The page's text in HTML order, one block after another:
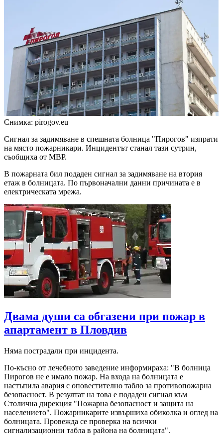
Снимка: pirogov.eu
Сигнал за задимяване в спешната болница "Пирогов" изпрати
на място пожарникари. Инцидентът станал тази сутрин,
съобщиха от МВР.
В пожарната бил подаден сигнал за задимяване на втория
етаж в болницата. По първоначални данни причината е в
електрическата мрежа.
Двама души са обгазени при пожар в
апартамент в Пловдив
Няма пострадали при инцидента.
По-късно от лечебното заведение информираха: "В болница
Пирогов не е имало пожар. На входа на болницата е
настъпила авария с оповестително табло за противопожарна
безопасност. В резултат на това е подаден сигнал към
Столична дирекция "Пожарна безопасност и защита на
населението". Пожарникарите извършиха обиколка и оглед на
болницата. Провежда се проверка на всички
сигнализационни табла в района на болницата".